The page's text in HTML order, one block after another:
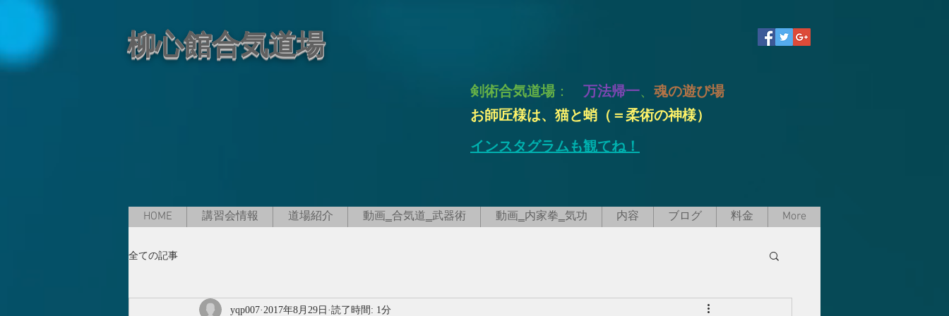
柳心館合気道場
剣術合気道場 ： 万法帰一、 魂の遊び場
お師匠様は、猫と蛸（＝柔術の神様）
インスタグラムも観てね！
HOME 講習会情報 道場紹介 動画‗合気道‗武器術 動画‗内家拳‗気功 内容 ブログ 料金 More
全ての記事
yqp007 2017年8月29日 読了時間: 1分